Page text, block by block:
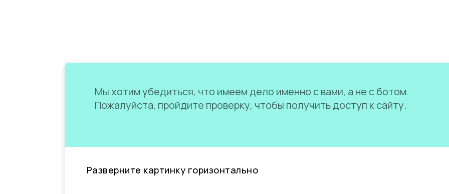
Мы хотим убедиться, что имеем дело именно с вами, а не с ботом.
Пожалуйста, пройдите проверку, чтобы получить доступ к сайту.
Разверните картинку горизонтально